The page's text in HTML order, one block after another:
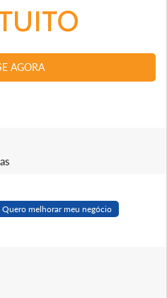
AGORA
Quero melhorar meu negócio